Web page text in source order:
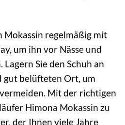
Mokassin regelmäßig mit
um ihn vor Nässe und
Lagern Sie den Schuh an
gut belüfteten Ort, um
Mit der richtigen
Himona Mokassin zu
der Ihnen viele Jahre